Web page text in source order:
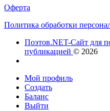
Оферта
Политика обработки
Поэтов.NET-Сайт для
публикацией © 2026
Мой профиль
Создать
Баланс
Выйти